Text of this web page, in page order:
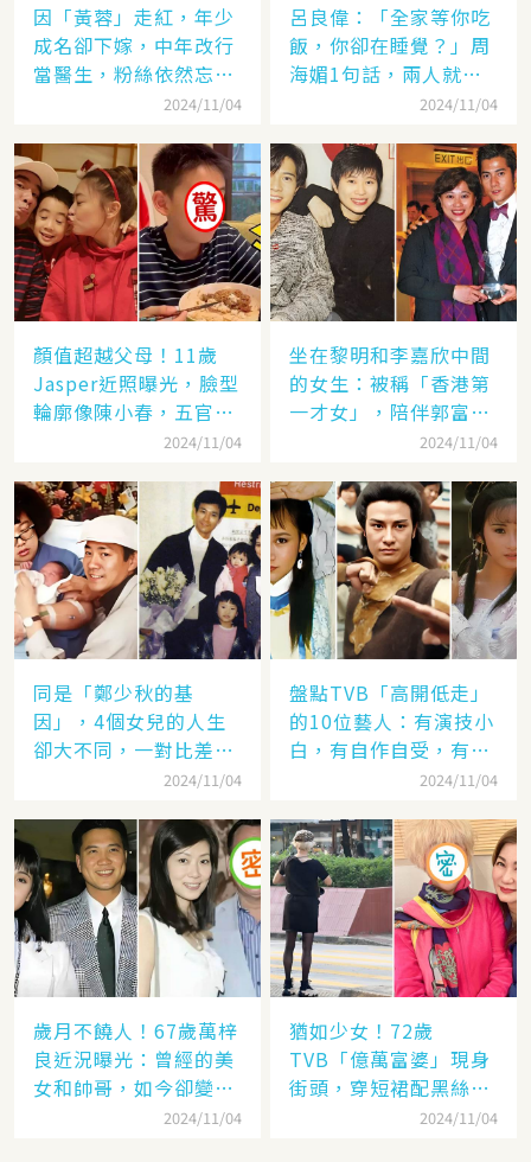
因「黃蓉」走紅，年少
成名卻下嫁，中年改行
當醫生，粉絲依然忘不
2024/11/04
呂良偉：「全家等你吃
飯，你卻在睡覺？」周
海媚1句話，兩人就此
2024/11/04
顏值超越父母！11歲
Jasper近照曝光，臉型
輪廓像陳小春，五官卻
更像應采兒網驚：完美
2024/11/04
坐在黎明和李嘉欣中間
的女生：被稱「香港第
一才女」，陪伴郭富城
「29年」卻看他娶了別
2024/11/04
同是「鄭少秋的基
因」，4個女兒的人生
卻大不同，一對比差距
2024/11/04
盤點TVB「高開低走」
的10位藝人：有演技小
白，有自作自受，有遭
封殺，一手好牌打稀爛
2024/11/04
歲月不饒人！67歲萬梓
良近況曝光：曾經的美
女和帥哥，如今卻變成
了「美女和老爹」2024/11/04
猶如少女！72歲
TVB「億萬富婆」現身
街頭，穿短裙配黑絲太
撩人，網：看「背影」
2024/11/04